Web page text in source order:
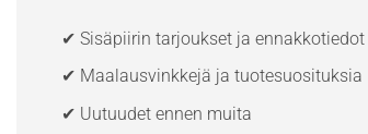
✔ Sisäpiirin tarjoukset ja
✔ Maalausvinkkejä ja tuotesuosituksia
✔ Uutuudet ennen muita